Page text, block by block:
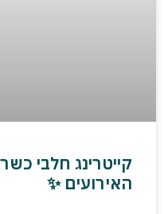
קייטרינג חלבי
האירועים ✨